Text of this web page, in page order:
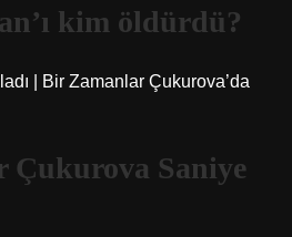
kim öldürdü?
| Bir Zamanlar Çukurova’da
Çukurova Saniye